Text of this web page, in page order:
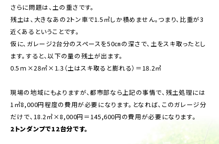
さらに問題は、土の重さです。
残土は、大きなあの2トン車で1.5㎥しか積めません。つまり、比重が3
近くあるということです。
仮に、ガレージ2台分のスペースを50㎝の深さで、土をスキ取ったとし
ます。すると、以下の量の残土が出ます。
0.5ｍ×28㎡×1.3（土はスキ取ると膨れる）＝18.2㎥
現場の地域にもよりますが、都市部なら上記の事情で、残土処理には
1㎥8,000円程度の費用が必要になります。となれば、このガレージ分
だけで、18.2㎥×8,000円＝145,600円の費用が必要になります。
2トンダンプで12台分です。